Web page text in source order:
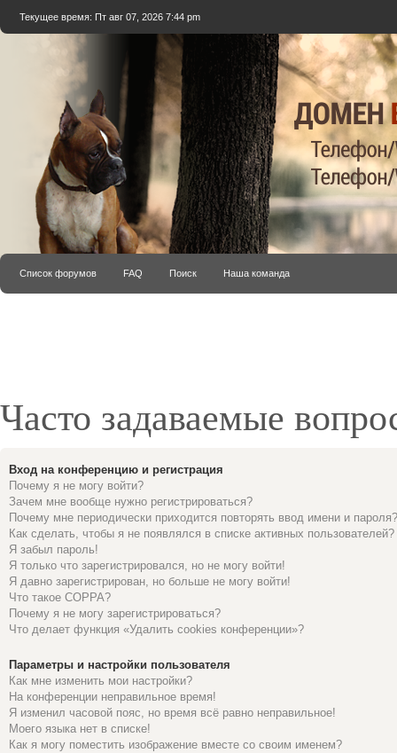
Текущее время: Пт авг 07, 2026 7:44 pm
Список форумов FAQ Поиск Наша команда
Часто задаваемые
Вход на конференцию и регистрация
Почему я не могу войти?
Зачем мне вообще нужно регистрироваться?
Почему мне периодически приходится повторять ввод имени и пароля?
Как сделать, чтобы я не появлялся в списке активных пользователей?
Я забыл пароль!
Я только что зарегистрировался, но не могу войти!
Я давно зарегистрирован, но больше не могу войти!
Что такое COPPA?
Почему я не могу зарегистрироваться?
Что делает функция «Удалить cookies конференции»?
Параметры и настройки пользователя
Как мне изменить мои настройки?
На конференции неправильное время!
Я изменил часовой пояс, но время всё равно неправильное!
Моего языка нет в списке!
Как я могу поместить изображение вместе со своим именем?